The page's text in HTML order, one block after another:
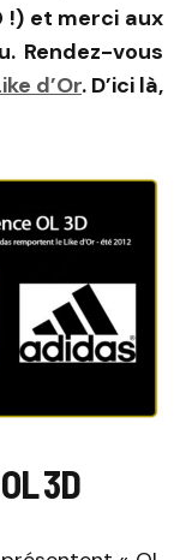
!) et merci aux
Rendez-vous
d’Or. D’ici là,
3D